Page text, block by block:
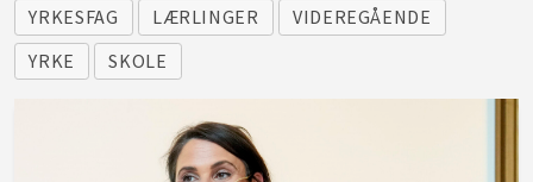
YRKESFAG LÆRLINGER
VIDEREGÅENDE
YRKE
SKOLE